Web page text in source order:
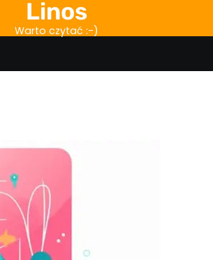
Linos
Warto czytać :-)